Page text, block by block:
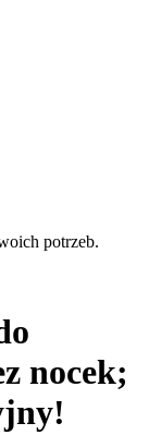
potrzeb.
nocek;